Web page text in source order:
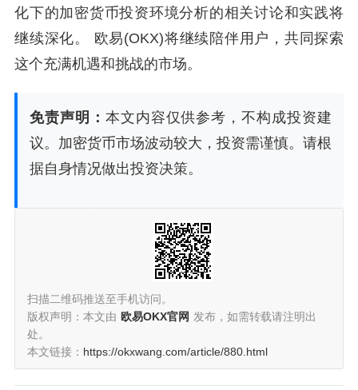
化下的加密货币投资环境分析的相关讨论和实践将
继续深化。 欧易(OKX)将继续陪伴用户，共同探索
这个充满机遇和挑战的市场。
免责声明： 本文内容仅供参考，不构成投资建
议。加密货币市场波动较大，投资需谨慎。请根
据自身情况做出投资决策。
扫描二维码推送至手机访问。
版权声明：本文由 欧易OKX官网 发布，如需转载请注明出
处。
本文链接： https://okxwang.com/article/880.html